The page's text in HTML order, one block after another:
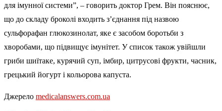
для імунної системи”, – говорить доктор Грем. Він пояснює,
що до складу броколі входить з’єднання під назвою
сульфорафан глюкозинолат, яке є засобом боротьби з
хворобами, що підвищує імунітет. У список також увійшли
гриби шиїтаке, курячий суп, імбир, цитрусові фрукти, часник,
грецький йогурт і кольорова капуста.
Джерело medicalanswers.com.ua